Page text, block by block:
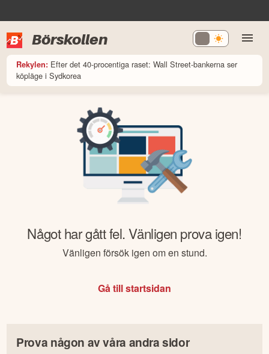
Börskollen
Rekylen: Efter det 40-procentiga raset: Wall Street-bankerna ser
köpläge i Sydkorea
Något har gått fel. Vänligen prova igen!
Vänligen försök igen om en stund.
Gå till startsidan
Prova någon av våra andra sidor